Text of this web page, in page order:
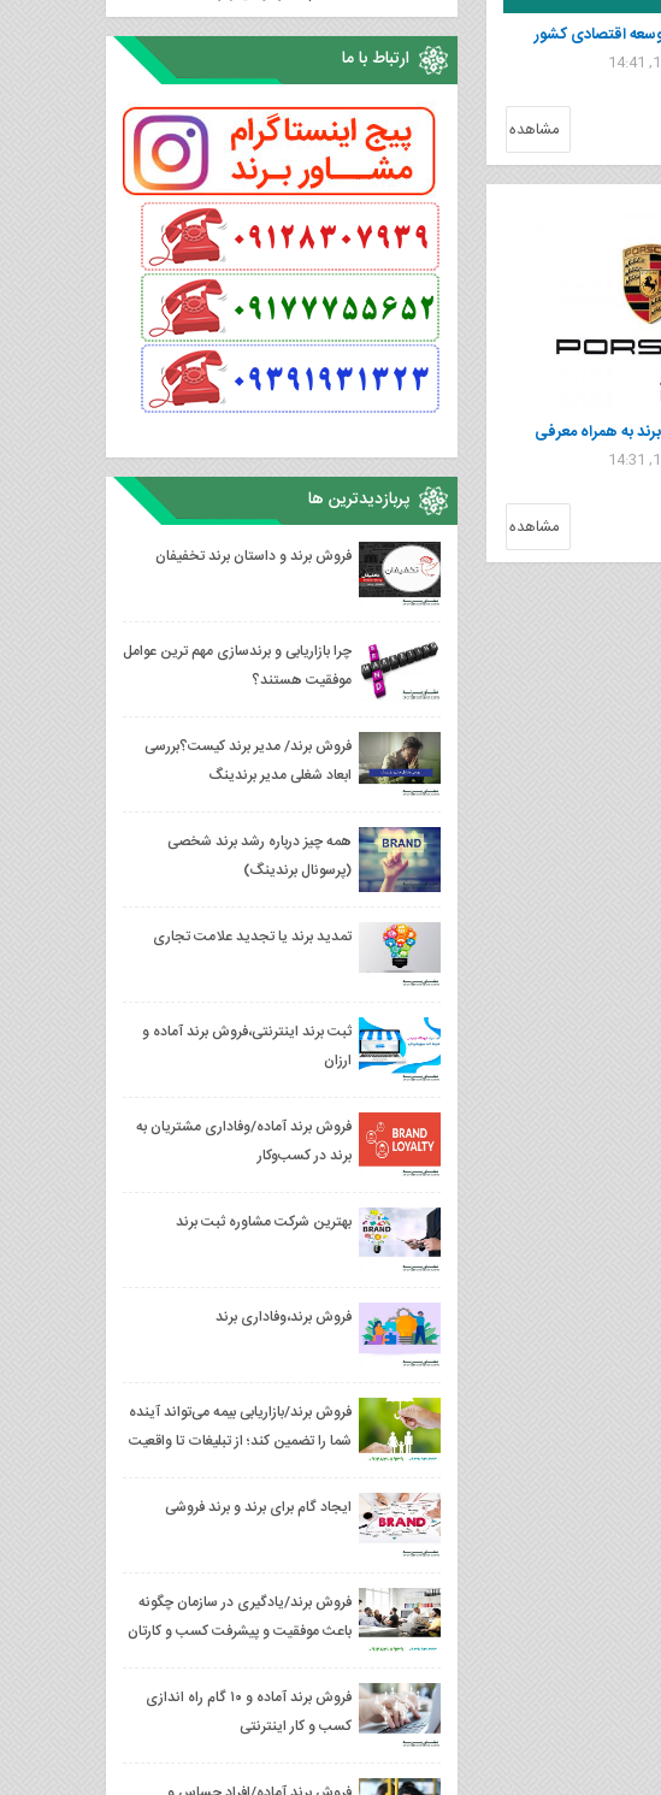
اقتصادی کشور
مشاهده
به همراه معرفی
مشاهده
ارتباط با ما
پربازدیدترین ها
فروش برند و داستان برند تخفیفان
چرا بازاریابی و برندسازی مهم ترین عوامل
موفقیت هستند؟
فروش برند/ مدیر برند کیست؟بررسی
ابعاد شغلی مدیر برندینگ
همه چیز درباره رشد برند شخصی
(پرسونال برندینگ)
تمدید برند یا تجدید علامت تجاری
ثبت برند اینترنتی،فروش برند آماده و
ارزان
فروش برند آماده/وفاداری مشتریان به
برند در کسب‌وکار
بهترین شرکت مشاوره ثبت برند
فروش برند،وفاداری برند
فروش برند/بازاریابی بیمه می‌تواند آینده
شما را تضمین کند؛ از تبلیغات تا واقعیت
ایجاد گام برای برند و برند فروشی
فروش برند/یادگیری در سازمان چگونه
باعث موفقیت و پیشرفت کسب و کارتان
فروش برند آماده و ۱۰ گام راه اندازی
کسب و کار اینترنتی